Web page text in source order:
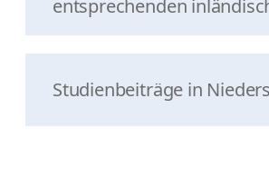
entsprechenden
Studienbeiträge in